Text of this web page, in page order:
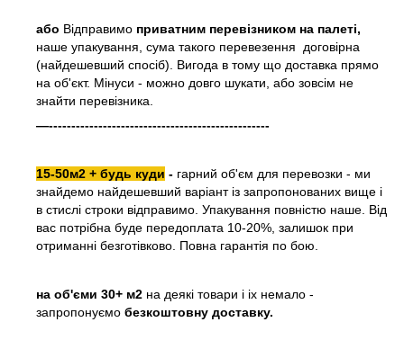
або Відправимо приватним перевізником на палеті,
наше упакування, сума такого перевезення договірна
(найдешевший спосіб). Вигода в тому що доставка прямо
на об'єкт. Мінуси - можно довго шукати, або зовсім не
знайти перевізника.
—-------------------------------------------------
15-50м2 + будь куди - гарний об'єм для перевозки - ми
знайдемо найдешевший варіант із запропонованих вище і
в стислі строки відправимо. Упакування повністю наше. Від
вас потрібна буде передоплата 10-20%, залишок при
отриманні безготівково. Повна гарантія по бою.
на об'єми 30+ м2 на деякі товари і іх немало -
запропонуємо безкоштовну доставку.